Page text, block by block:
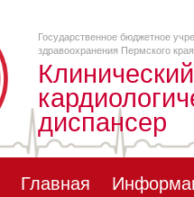
Государственное бюджетное
здравоохранения Пермского края
Клинический
диспансер
Главная